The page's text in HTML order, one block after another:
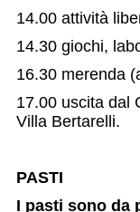
14.00 attività
14.30 giochi,
16.30 merenda
17.00 uscita dal
Villa Bertarelli.
PASTI
I pasti sono da